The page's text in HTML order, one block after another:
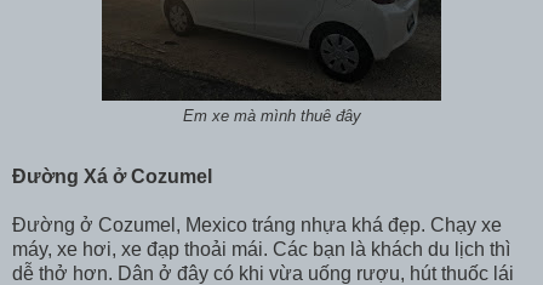
Em xe mà mình thuê đây
Đường Xá ở Cozumel
Đường ở Cozumel, Mexico tráng nhựa khá đẹp. Chạy xe
máy, xe hơi, xe đạp thoải mái. Các bạn là khách du lịch thì
dễ thở hơn. Dân ở đây có khi vừa uống rượu, hút thuốc lái